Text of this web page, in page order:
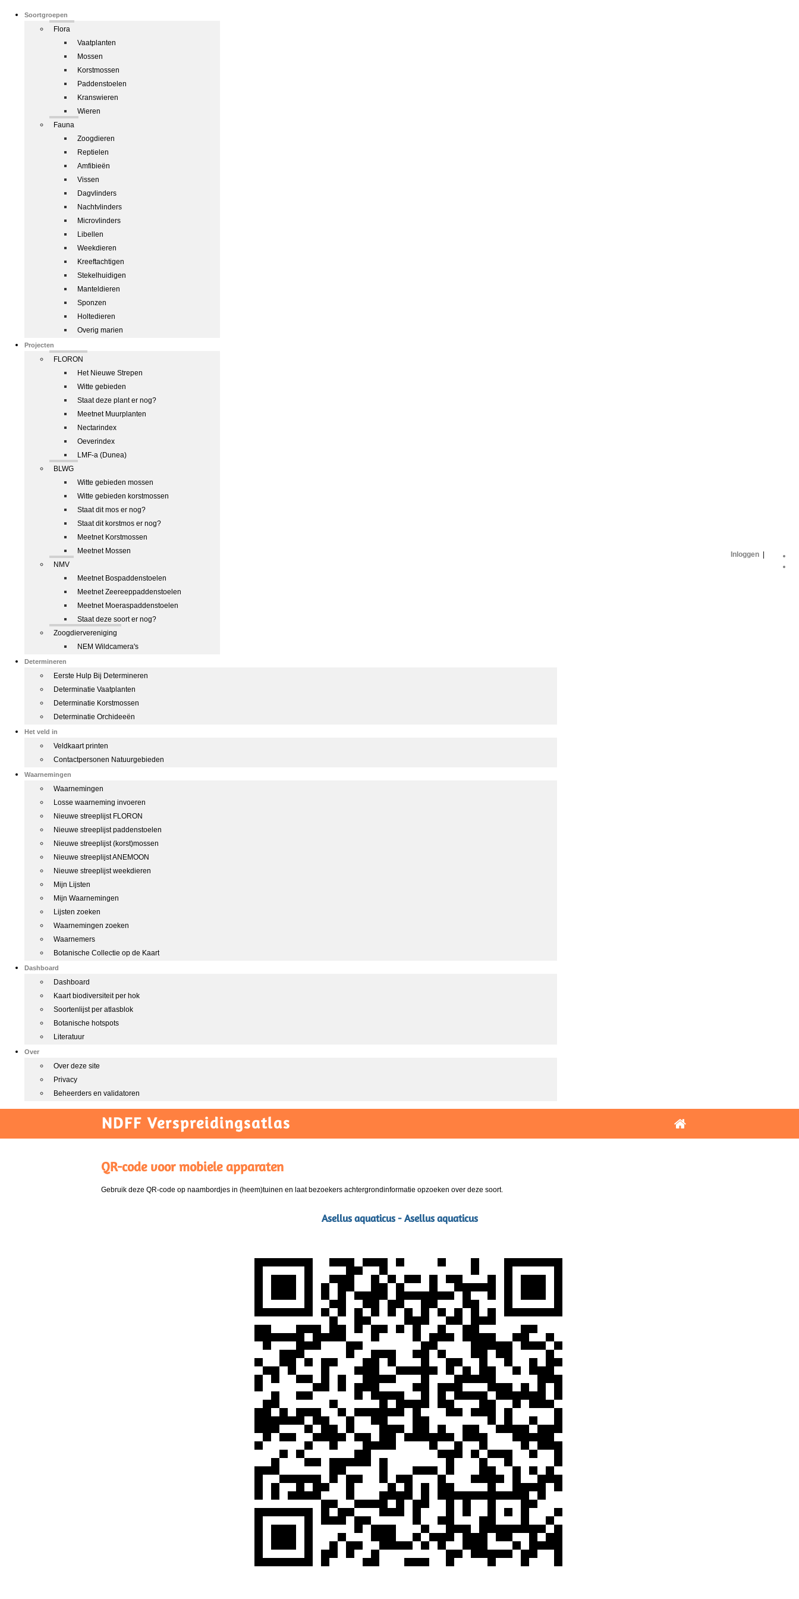
Soortgroepen
Flora
Vaatplanten
Mossen
Korstmossen
Paddenstoelen
Kranswieren
Wieren
Fauna
Zoogdieren
Reptielen
Amfibieën
Vissen
Dagvlinders
Nachtvlinders
Microvlinders
Libellen
Weekdieren
Kreeftachtigen
Stekelhuidigen
Manteldieren
Sponzen
Holtedieren
Overig marien
Projecten
FLORON
Het Nieuwe Strepen
Witte gebieden
Staat deze plant er nog?
Meetnet Muurplanten
Nectarindex
Oeverindex
LMF-a (Dunea)
BLWG
Witte gebieden mossen
Witte gebieden korstmossen
Staat dit mos er nog?
Staat dit korstmos er nog?
Meetnet Korstmossen
Meetnet Mossen
NMV
Meetnet Bospaddenstoelen
Meetnet Zeereeppaddenstoelen
Meetnet Moeraspaddenstoelen
Staat deze soort er nog?
Zoogdiervereniging
NEM Wildcamera's
Determineren
Eerste Hulp Bij Determineren
Determinatie Vaatplanten
Determinatie Korstmossen
Determinatie Orchideeën
Het veld in
Veldkaart printen
Contactpersonen Natuurgebieden
Waarnemingen
Waarnemingen
Losse waarneming invoeren
Nieuwe streeplijst FLORON
Nieuwe streeplijst paddenstoelen
Nieuwe streeplijst (korst)mossen
Nieuwe streeplijst ANEMOON
Nieuwe streeplijst weekdieren
Mijn Lijsten
Mijn Waarnemingen
Lijsten zoeken
Waarnemingen zoeken
Waarnemers
Botanische Collectie op de Kaart
Dashboard
Dashboard
Kaart biodiversiteit per hok
Soortenlijst per atlasblok
Botanische hotspots
Literatuur
Over
Over deze site
Privacy
Beheerders en validatoren
Inloggen
NDFF Verspreidingsatlas
QR-code voor mobiele apparaten
Gebruik deze QR-code op naambordjes in (heem)tuinen en laat bezoekers achtergrondinformatie opzoeken over deze soort.
Asellus aquaticus - Asellus aquaticus